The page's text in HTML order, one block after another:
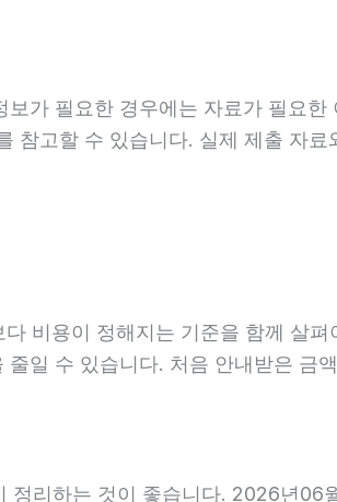
가 필요한 경우에는 자료가 필요
참고할 수 있습니다. 실제 제출 자
비용이 정해지는 기준을 함께 살
일 수 있습니다. 처음 안내받은 금
리하는 것이 좋습니다. 2026년